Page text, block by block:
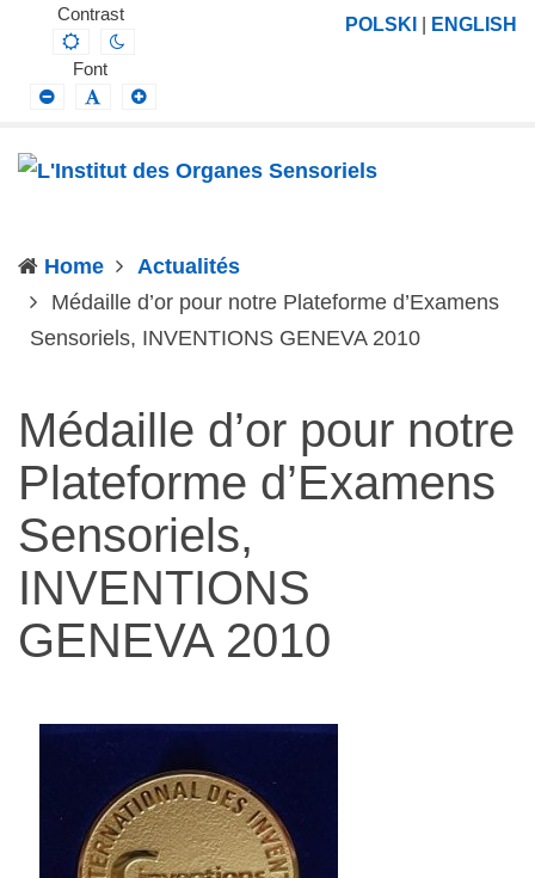
L'Institut
Organes
Projektowanie,
prowadzenie
prac
zakresu
profilaktyki,
leczenia
rehabilitacji
schorzeń
narządów
zmysłów
Contrast
DefaultNight
Font
SmallerDefaultLarger
POLSKI | ENGLISH
Home
Actualités
Médaille d’or pour notre Plateforme d’Examens
Sensoriels, INVENTIONS GENEVA 2010(current)
Médaille d’or pour notre
Plateforme d’Examens
Sensoriels,
INVENTIONS
GENEVA 2010